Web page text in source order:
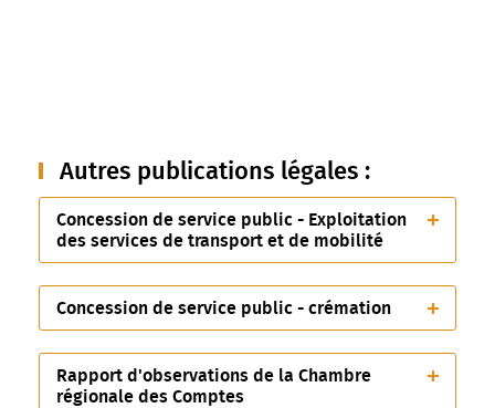
Autres publications légales :
Concession de service public - Exploitation
des services de transport et de mobilité
Concession de service public - crémation
Rapport d'observations de la Chambre
régionale des Comptes